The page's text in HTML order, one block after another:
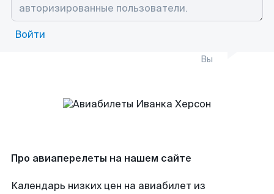
Войти
Вы
Про авиаперелеты на нашем сайте
Календарь низких цен на авиабилет из